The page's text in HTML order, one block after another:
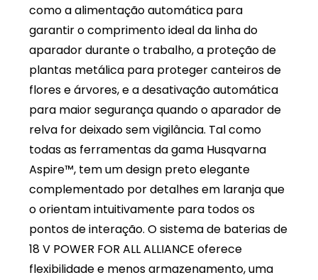
como a alimentação automática para
garantir o comprimento ideal da linha do
aparador durante o trabalho, a proteção de
plantas metálica para proteger canteiros de
flores e árvores, e a desativação automática
para maior segurança quando o aparador de
relva for deixado sem vigilância. Tal como
todas as ferramentas da gama Husqvarna
Aspire™, tem um design preto elegante
complementado por detalhes em laranja que
o orientam intuitivamente para todos os
pontos de interação. O sistema de baterias de
18 V POWER FOR ALL ALLIANCE oferece
flexibilidade e menos armazenamento, uma